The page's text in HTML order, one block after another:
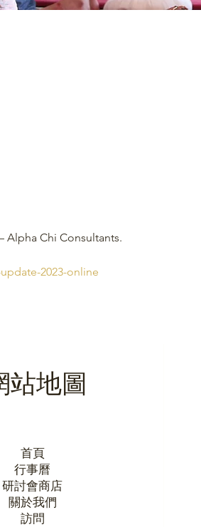
Alpha Chi Consultants.
2023-online
站地圖
首頁
行事曆
研討會商店
關於我們
訪問